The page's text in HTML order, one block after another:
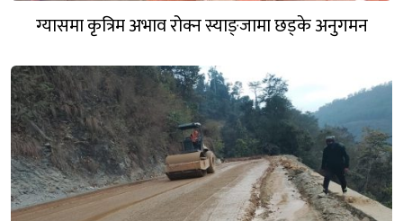
ग्यासमा कृत्रिम अभाव रोक्न स्याङ्जामा छड्के अनुगमन